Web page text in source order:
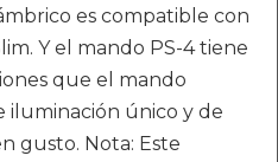
es compatible con
Y el mando PS-4 tiene
que el mando
iluminación único y de
gusto. Nota: Este